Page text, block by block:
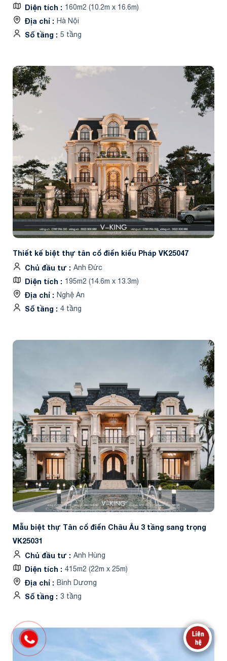
Diện tích 160m2 (10.2m x 16.6m)
Địa chỉ Hà Nội
Số tầng 5 tầng
Thiết kế biệt thự tân cổ điển kiểu Pháp VK25047
Chủ đầu tư
Anh Đức
Diện tích 195m2 (14.6m x 13.3m)
Địa chỉ Nghệ An
Số tầng 4 tầng
Mẫu biệt thự Tân cổ điển Châu Âu 3 tầng sang trọng
VK25031
Chủ đầu tư
Anh Hùng
Diện tích 415m2 (22m x 25m)
Địa chỉ Bình Dương
Số tầng 3 tầng